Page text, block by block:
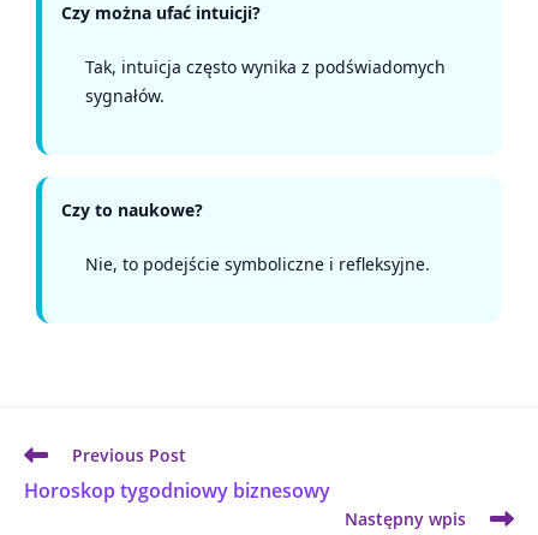
Czy można ufać intuicji?
Tak, intuicja często wynika z podświadomych
sygnałów.
Czy to naukowe?
Nie, to podejście symboliczne i refleksyjne.
Previous Post
Horoskop tygodniowy biznesowy
Następny wpis